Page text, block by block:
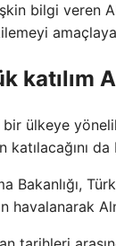
bilgi veren
katılım
bir ülkeye
katılacağını
Bakanlığı,
havalanarak